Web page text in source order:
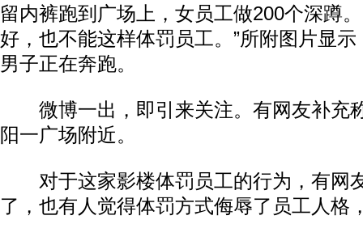
留内裤跑到广场上，女员工做200个深蹲
好，也不能这样体罚员工。”所附图片显
男子正在奔跑。
微博一出，即引来关注。有网友补充
阳一广场附近。
对于这家影楼体罚员工的行为，有网
了，也有人觉得体罚方式侮辱了员工人格